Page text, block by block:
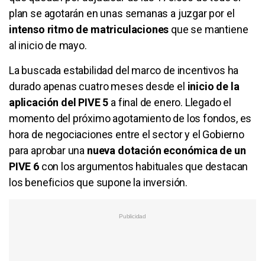
plan se agotarán en unas semanas a juzgar por el
intenso ritmo de matriculaciones que se mantiene
al inicio de mayo.
La buscada estabilidad del marco de incentivos ha
durado apenas cuatro meses desde el inicio de la
aplicación del PIVE 5 a final de enero. Llegado el
momento del próximo agotamiento de los fondos, es
hora de negociaciones entre el sector y el Gobierno
para aprobar una nueva dotación económica de un
PIVE 6con los argumentos habituales que destacan
los beneficios que supone la inversión.